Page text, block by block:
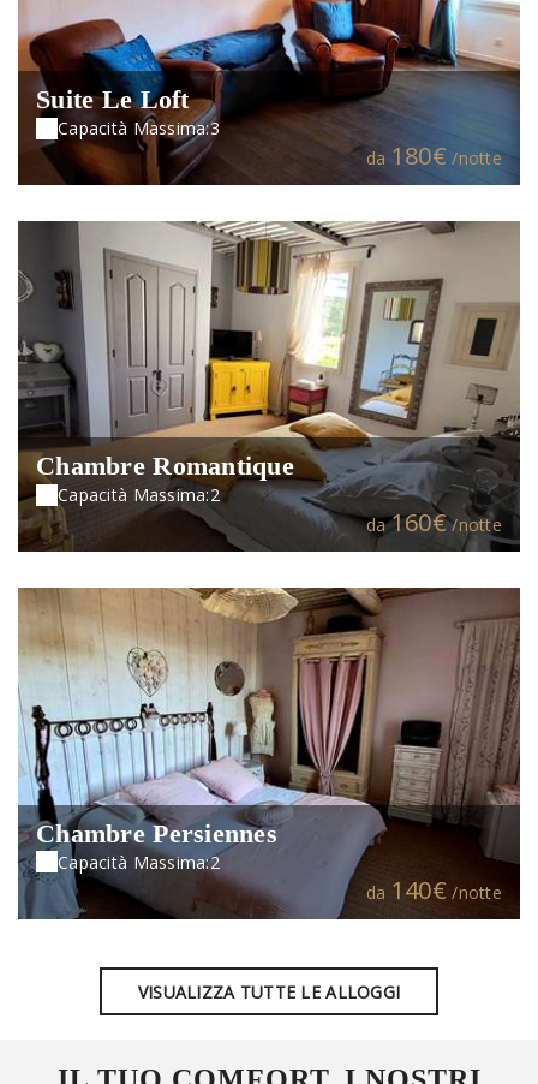
Suite Le Loft
Capacità Massima:3
da 180€ /notte
Chambre Romantique
Capacità Massima:2
da160€/notte
Chambre Persiennes
Capacità Massima:2
da 140€ /notte
VISUALIZZA TUTTE LE ALLOGGI